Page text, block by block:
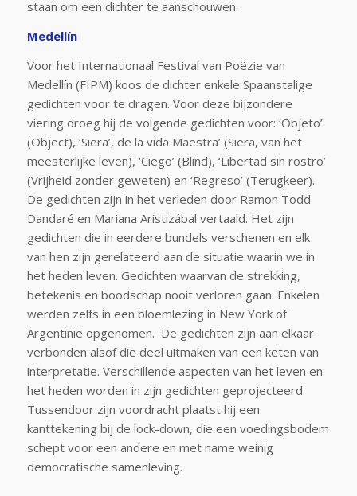
staan om een dichter te aanschouwen.
Medellín
Voor het Internationaal Festival van Poëzie van
Medellín (FIPM) koos de dichter enkele Spaanstalige
gedichten voor te dragen. Voor deze bijzondere
viering droeg hij de volgende gedichten voor: ‘Objeto’
(Object), ‘Siera’, de la vida Maestra’ (Siera, van het
meesterlijke leven), ‘Ciego’ (Blind), ‘Libertad sin rostro’
(Vrijheid zonder geweten) en ‘Regreso’ (Terugkeer).
De gedichten zijn in het verleden door Ramon Todd
Dandaré en Mariana Aristizábal vertaald. Het zijn
gedichten die in eerdere bundels verschenen en elk
van hen zijn gerelateerd aan de situatie waarin we in
het heden leven. Gedichten waarvan de strekking,
betekenis en boodschap nooit verloren gaan. Enkelen
werden zelfs in een bloemlezing in New York of
Argentinië opgenomen. De gedichten zijn aan elkaar
verbonden alsof die deel uitmaken van een keten van
interpretatie. Verschillende aspecten van het leven en
het heden worden in zijn gedichten geprojecteerd.
Tussendoor zijn voordracht plaatst hij een
kanttekening bij de lock-down, die een voedingsbodem
schept voor een andere en met name weinig
democratische samenleving.